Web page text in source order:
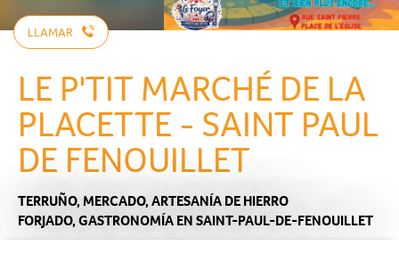
LLAMAR
LE P'TIT MARCHÉ DE LA
PLACETTE - SAINT PAUL
DE FENOUILLET
TERRUÑO,MERCADO,ARTESANÍA DE HIERRO
FORJADO,GASTRONOMÍAEN SAINT-PAUL-DE-FENOUILLET